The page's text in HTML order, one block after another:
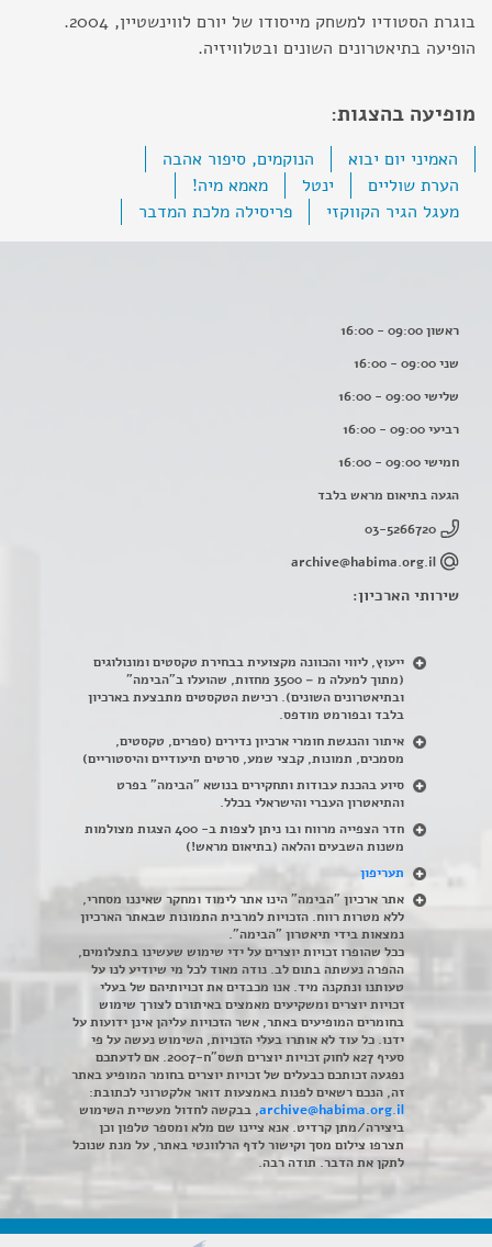
בוגרת הסטודיו למשחק מייסודו של יורם לווינשטיין, 2004.
הופיעה בתיאטרונים השונים ובטלוויזיה.
מופיעה בהצגות:
האמיני יום יבוא
הנוקמים, סיפור אהבה
הערת שוליים
ינטל
מאמא מיה!
מעגל הגיר הקווקזי
פריסילה מלכת המדבר
ראשון 09:00 - 16:00
שני 09:00 - 16:00
שלישי 09:00 - 16:00
רביעי 09:00 - 16:00
חמישי 09:00 - 16:00
הגעה בתיאום מראש בלבד
03-5266720
archive@habima.org.il
שירותי הארכיון:
ייעוץ, ליווי והכוונה מקצועית בבחירת טקסטים ומונולוגים
(מתוך למעלה מ – 3500 מחזות, שהועלו ב"הבימה"
ובתיאטרונים השונים). רכישת הטקסטים מתבצעת בארכיון
בלבד ובפורמט מודפס.
איתור והנגשת חומרי ארכיון נדירים (ספרים, טקסטים,
מסמכים, תמונות, קבצי שמע, סרטים תיעודיים והיסטוריים)
סיוע בהכנת עבודות ותחקירים בנושא "הבימה" בפרט
והתיאטרון העברי והישראלי בכלל.
חדר הצפייה מרווח ובו ניתן לצפות ב- 400 הצגות מצולמות
משנות השבעים והלאה (בתיאום מראש!)
תעריפון
אתר ארכיון "הבימה" הינו אתר לימוד ומחקר שאיננו מסחרי,
ללא מטרות רווח. הזכויות למרבית התמונות שבאתר הארכיון
נמצאות בידי תיאטרון "הבימה".
ככל שהופרו זכויות יוצרים על ידי שימוש שעשינו בתצלומים,
ההפרה נעשתה בתום לב. נודה מאוד לכל מי שיודיע לנו על
טעותנו ונתקנה מיד. אנו מכבדים את זכויותיהם של בעלי
זכויות יוצרים ומשקיעים מאמצים באיתורם לצורך שימוש
בחומרים המופיעים באתר, אשר הזכויות עליהן אינן ידועות על
ידנו. כל עוד לא אותרו בעלי הזכויות, השימוש נעשה על פי
סעיף 27א לחוק זכויות יוצרים תשס"ח-2007. אם לדעתכם
נפגעה זכותכם כבעלים של זכויות יוצרים בחומר המופיע באתר
זה, הנכם רשאים לפנות באמצעות דואר אלקטרוני לכתובת:
archive@habima.org.il, בבקשה לחדול מעשיית השימוש
ביצירה/מתן קרדיט. אנא ציינו שם מלא ומספר טלפון וכן
תצרפו צילום מסך וקישור לדף הרלוונטי באתר, על מנת שנוכל
לתקן את הדבר. תודה רבה.